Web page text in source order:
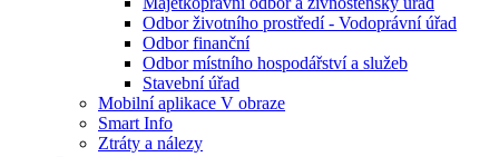
Odbor životního prostředí - Vodoprávní úřad
Odbor finanční
Odbor místního hospodářství a služeb
Stavební úřad
Mobilní aplikace V obraze
Smart Info
Ztráty a nálezy